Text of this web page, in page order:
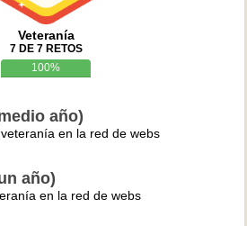
Veteranía
7 DE 7 RETOS
100%
año)
en la red de webs
año)
en la red de webs